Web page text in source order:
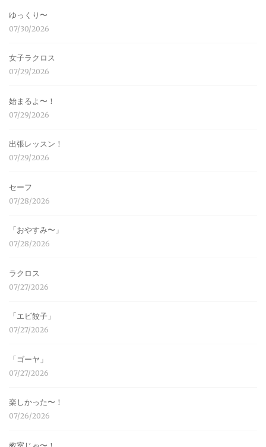
ゆっくり〜
07/30/2026
女子ラクロス
07/29/2026
始まるよ〜！
07/29/2026
出張レッスン！
07/29/2026
セーフ
07/28/2026
「おやすみ〜」
07/28/2026
ラクロス
07/27/2026
「エビ餃子」
07/27/2026
「ゴーヤ」
07/27/2026
楽しかった〜！
07/26/2026